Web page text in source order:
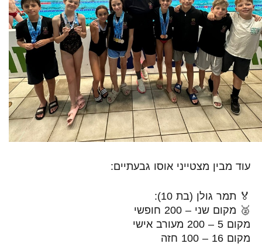
עוד מבין מצטייני אוסו גבעתיים:
🏅 תמר גולן (בת 10):
🥈 מקום שני – 200 חופשי
מקום 5 – 200 מעורב אישי
מקום 16 – 100 חזה